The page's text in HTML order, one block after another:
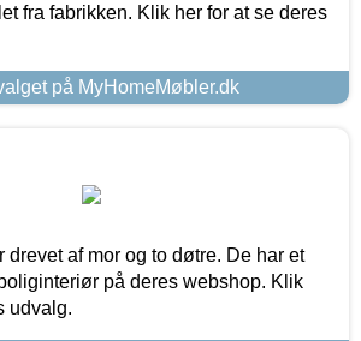
fra fabrikken. Klik her for at se deres
på MyHomeMøbler.dk
drevet af mor og to døtre. De har et
på deres webshop. Klik
udvalg.